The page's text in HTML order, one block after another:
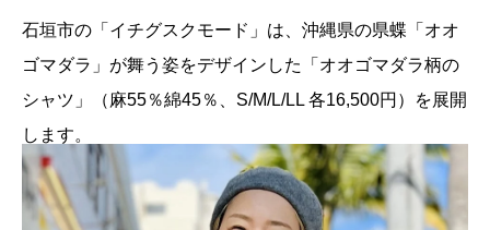
石垣市の「イチグスクモード」は、沖縄県の県蝶「オオ
ゴマダラ」が舞う姿をデザインした「オオゴマダラ柄の
シャツ」（麻55％綿45％、S/M/L/LL 各16,500円）を展開
します。